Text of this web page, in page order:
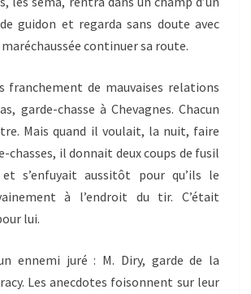
guidon et regarda sans doute avec
continuer sa route.
franchement de mauvaises relations
garde-chasse à Chevagnes. Chacun
Mais quand il voulait, la nuit, faire
chasses, il donnait deux coups de fusil
s’enfuyait aussitôt pour qu’ils le
à l’endroit du tir. C’était
lui.
ennemi juré : M. Diry, garde de la
Les anecdotes foisonnent sur leur